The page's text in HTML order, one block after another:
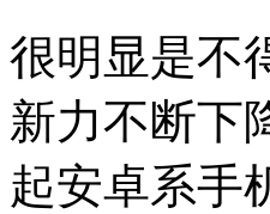
很明显是不
新力不断下
起安卓系手